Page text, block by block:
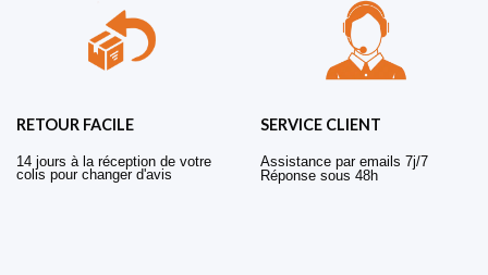
RETOUR FACILE
14 jours à la réception de votre
colis pour changer d'avis
SERVICE CLIENT
Assistance par emails 7j/7
Réponse sous 48h